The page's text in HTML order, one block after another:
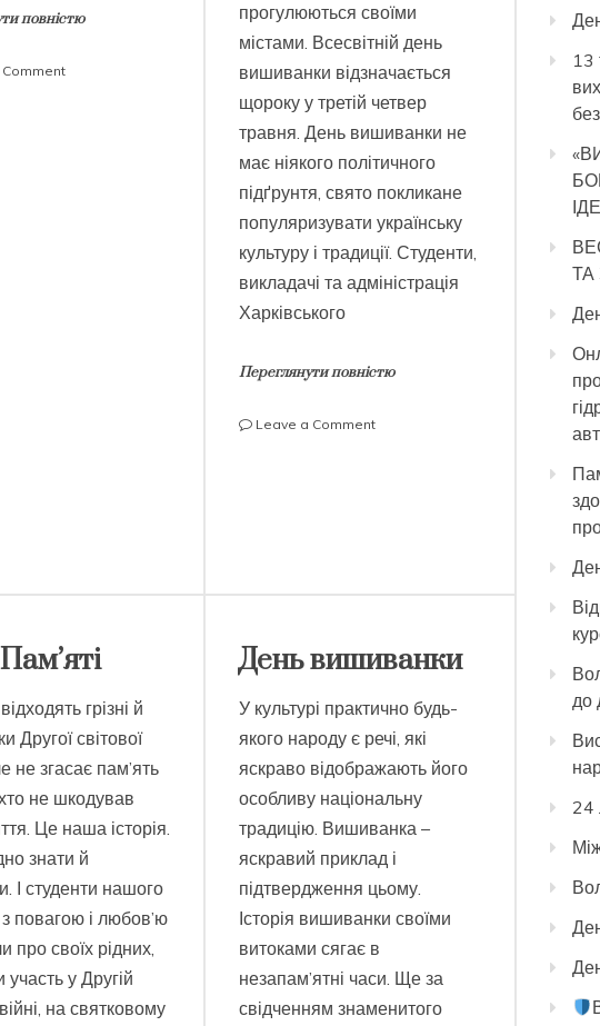
повністю
on
прогулюються своїми
містами. Всесвітній день
вишиванки відзначається
щороку у третій четвер
травня. День вишиванки не
має ніякого політичного
підґрунтя, свято покликане
популяризувати українську
культуру і традиції. Студенти,
викладачі та адміністрація
Харківського
Переглянути повністю
Leave a Commenton
грізні й
Другої світової
не згасає пам’ять
не шкодував
Це наша історія.
знати й
І студенти нашого
повагою і любов’ю
про своїх рідних,
участь у Другій
на святковому
День вишиванки
У культурі практично будь-
якого народу є речі, які
яскраво відображають його
особливу національну
традицію. Вишиванка –
яскравий приклад і
підтвердження цьому.
Історія вишиванки своїми
витоками сягає в
незапам’ятні часи. Ще за
свідченням знаменитого
13
ТА
до
24